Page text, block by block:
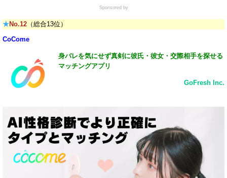
Sponsored by
★No.12 （総合13位）
CoCome
身バレを気にせず真剣に彼氏・彼女・交際相手を探せる
マッチングアプリ
GoFresh Inc.